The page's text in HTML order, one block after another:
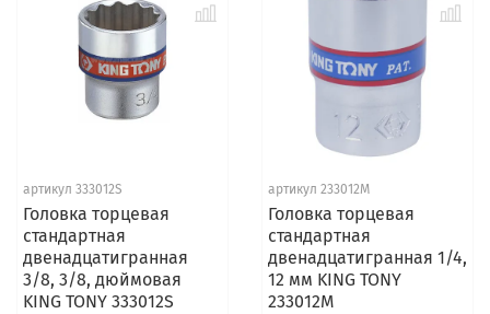
артикул 333012S
Головка торцевая
стандартная
двенадцатигранная
3/8, 3/8, дюймовая
KING TONY 333012S
артикул 233012M
Головка торцевая
стандартная
двенадцатигранная 1/4,
12 мм KING TONY
233012M